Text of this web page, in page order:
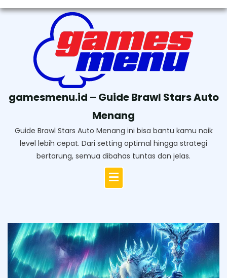
gamesmenu.id – Guide Brawl Stars Auto
Menang
Guide Brawl Stars Auto Menang ini bisa bantu kamu naik
level lebih cepat. Dari setting optimal hingga strategi
bertarung, semua dibahas tuntas dan jelas.